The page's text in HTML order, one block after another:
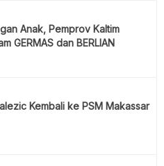
Anak, Pemprov Kaltim
GERMAS dan BERLIAN
Kembali ke PSM Makassar